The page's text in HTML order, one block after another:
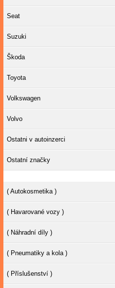
Seat
Suzuki
Škoda
Toyota
Volkswagen
Volvo
Ostatni v autoinzerci
Ostatní značky
( Autokosmetika )
( Havarované vozy )
( Náhradní díly )
( Pneumatiky a kola )
( Příslušenství )